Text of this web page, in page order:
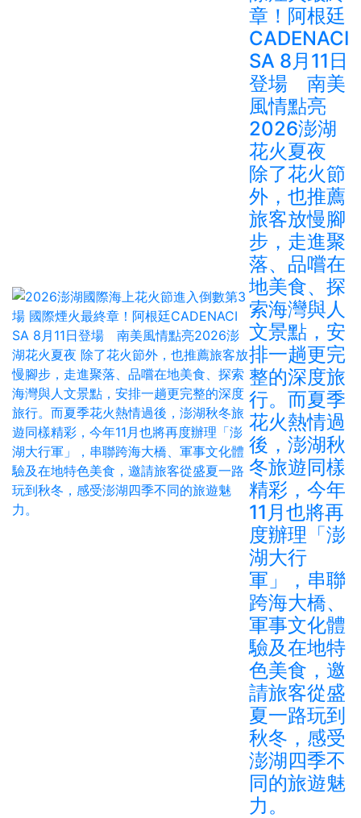
章！阿根廷
CADENACI
SA 8月11日
登場 南美
風情點亮
2026澎湖
花火夏夜
除了花火節
外，也推薦
旅客放慢腳
步，走進聚
落、品嚐在
地美食、探
索海灣與人
文景點，安
排一趟更完
整的深度旅
行。而夏季
花火熱情過
後，澎湖秋
冬旅遊同樣
精彩，今年
11月也將再
度辦理「澎
湖大行
軍」，串聯
跨海大橋、
軍事文化體
驗及在地特
色美食，邀
請旅客從盛
夏一路玩到
秋冬，感受
澎湖四季不
同的旅遊魅
力。